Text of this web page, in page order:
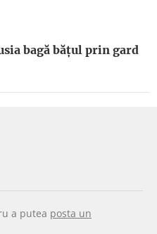
bagă băţul prin gard
a putea posta un